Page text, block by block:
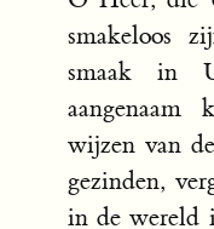
smakeloos
smaak in
aangenaam
wijzen van
gezinden,
in de wereld